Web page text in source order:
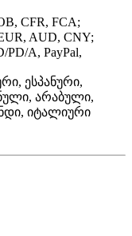
CFR, FCA;
AUD, CNY;
A, PayPal,
ესპანური,
არაბული,
იტალიური